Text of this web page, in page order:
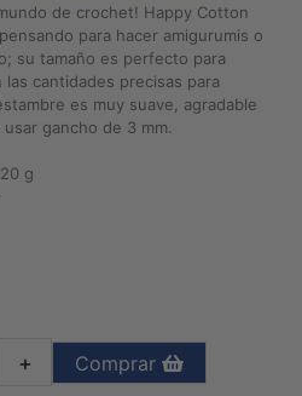
de crochet! Happy Cotton
para hacer amigurumis o
su tamaño es perfecto para
cantidades precisas para
es muy suave, agradable
gancho de 3 mm.
g
+ Comprar